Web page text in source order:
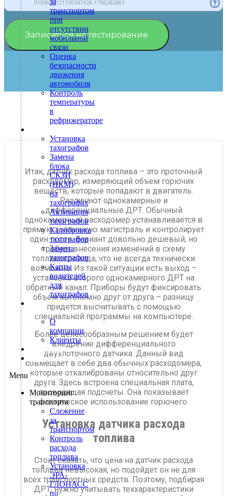
транспортом
при
отсутствии
мобильной
связи
Оценка
безопасности
движения
автомобиля
Контроль
температуры
в
рефрижераторе
Установка
тахографов
Замена
блока
СКЗИ
(НКМ)
на
тахографах
Активация
тахографов
Калибровка
тахографов
Замена
тахографов
Карты
водителей
для
тахографов
О
компании
Клиенты
Контакты
Блог
Menu
Мониторинг
транспорта
Слежение
за
транспортом
Контроль
расхода
топлива
Установка
ЭРА-
ГЛОНАСС
по
Записаться на тестирование
Итак, датчик расхода топлива – это проточный
расходомер, измеряющий объем горючих
веществ, которые попадают в двигатель.
Различают однокамерные и
дифференциальные ДРТ. Обычный
однокамерный расходомер устанавливается в
прямую топливную магистраль и контролирует
один поток. Вариант довольно дешевый, но
требует внесения изменений в схему
топливопровода, что не всегда технически
возможно. Из такой ситуации есть выход –
установка второго однокамерного ДРТ на
обратный канал. Приборы будут фиксировать
объем автономно друг от друга – разницу
придется высчитывать с помощью
специальной программы на компьютере.
Более целесообразным решением будет
внедрение дифференциального
двухпоточного датчика. Данный вид
совмещает в себе два обычных расходомера,
которые откалиброваны относительно друг
друга. Здесь встроена специальная плата,
проводящая подсчеты. Она показывает
фактическое использование горючего.
Установка датчика расхода
топлива
Стоит сказать, что цена на датчик расхода
топлива невысокая, но подойдет он не для
всех транспортных средств. Поэтому, подбирая
ДРТ, нужно учитывать теххарактеристики